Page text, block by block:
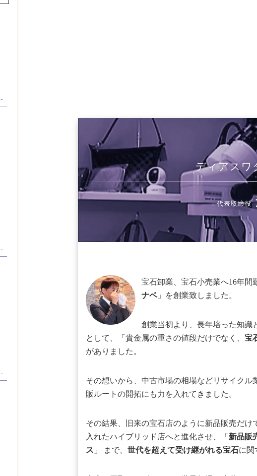
ディアスワ
代表取締役
宝石卸業、宝石小売業へ16年間
ナベ」を創業致しました。
創業当初より、長年培った知識
として、「貴金属の重さの値段だけでなく、 宝
がありました。
その想いから、中古市場の相場などリサイク
販ルートの開拓にも力を入れてきました。
その結果、旧来の宝石店のように新品販売だ
入れたハイブリッド店へと進化させ、「 新品販
ス 」 まで、 世代を超えて受け継がれる宝石に関